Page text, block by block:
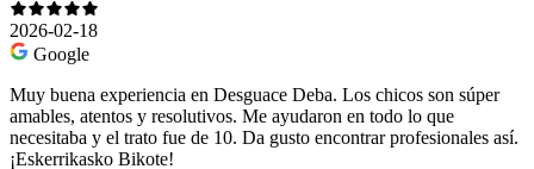
2026-02-18
Google
Muy buena experiencia en Desguace Deba. Los chicos son súper
amables, atentos y resolutivos. Me ayudaron en todo lo que
necesitaba y el trato fue de 10. Da gusto encontrar profesionales así.
¡Eskerrikasko Bikote!